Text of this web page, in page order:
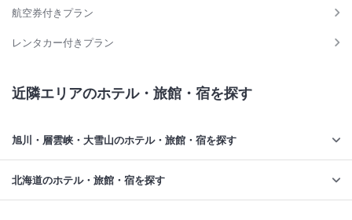
航空券付きプラン
レンタカー付きプラン
近隣エリアのホテル・旅館・宿を探す
旭川・層雲峡・大雪山のホテル・旅館・宿を探す
北海道のホテル・旅館・宿を探す